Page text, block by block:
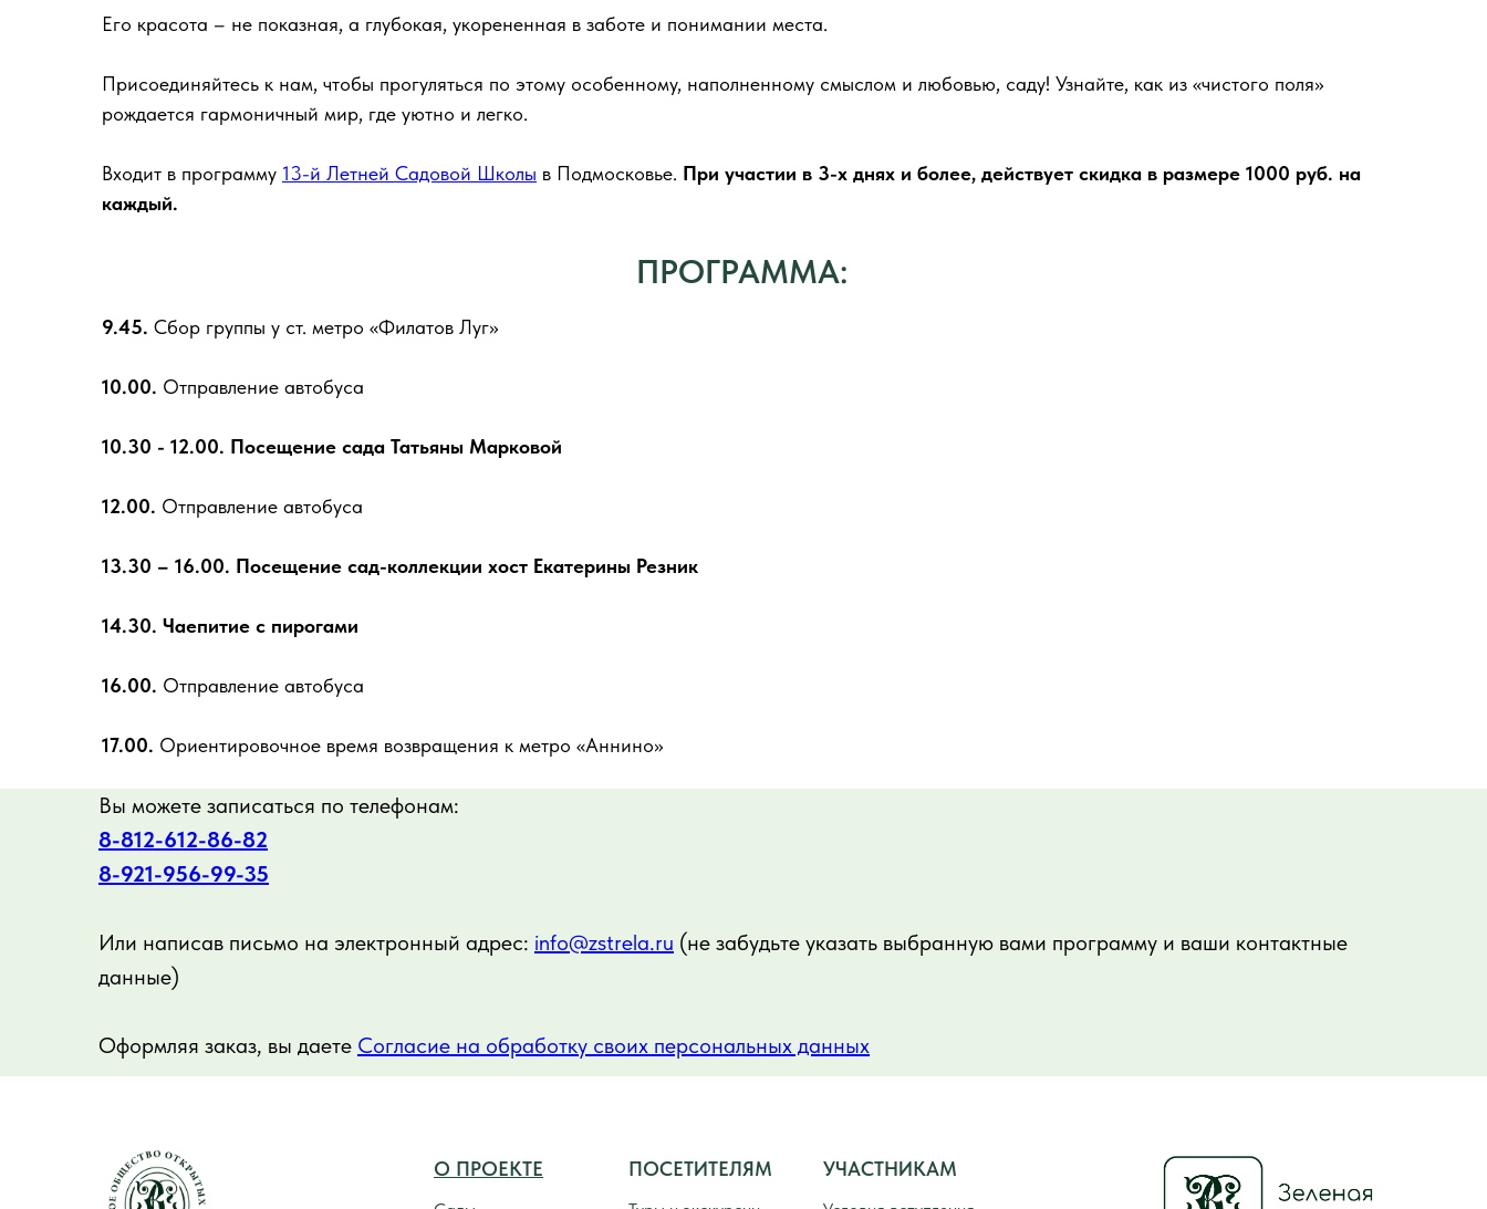
Его красота – не показная, а глубокая, укорененная в заботе и понимании места.
Присоединяйтесь к нам, чтобы прогуляться по этому особенному, наполненному смыслом и любовью, саду! Узнайте, как из «чистого поля»
рождается гармоничный мир, где уютно и легко.
Входит в программу 13-й Летней Садовой Школы в Подмосковье. При участии в 3-х днях и более, действует скидка в размере 1000 руб. на
каждый.
9.45. Сбор группы у ст. метро «Филатов Луг»
10.00. Отправление автобуса
10.30 - 12.00. Посещение сада Татьяны Марковой
12.00. Отправление автобуса
13.30 – 16.00. Посещение сад-коллекции хост Екатерины Резник
14.30. Чаепитие с пирогами
16.00. Отправление автобуса
17.00. Ориентировочное время возвращения к метро «Аннино»
ПРОГРАММА:
Вы можете записаться по телефонам:
8-812-612-86-82
8-921-956-99-35
Или написав письмо на электронный адрес: info@zstrela.ru (не забудьте указать выбранную вами программу и ваши контактные
данные)
Оформляя заказ, вы даете Согласие на обработку своих персональных данных
О ПРОЕКТЕ ПОСЕТИТЕЛЯМ УЧАСТНИКАМ